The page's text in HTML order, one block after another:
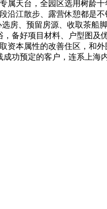
天台，全园区选用树龄
江散步、露营休憩都是
房、预留房源、收取茶船
备好项目材料、户型图
本属性的改善住区，和
功预定的客户，连系上海